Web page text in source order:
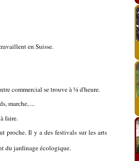
en Suisse.
commercial se trouve à ¼ d'heure.
marche, ...
faire.
proche. Il y a des festivals sur les arts
du jardinage écologique.